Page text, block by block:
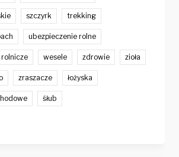
szczyrk trekking
ubezpieczenie rolne
wesele zdrowie zioła
zraszacze łożyska
śłub